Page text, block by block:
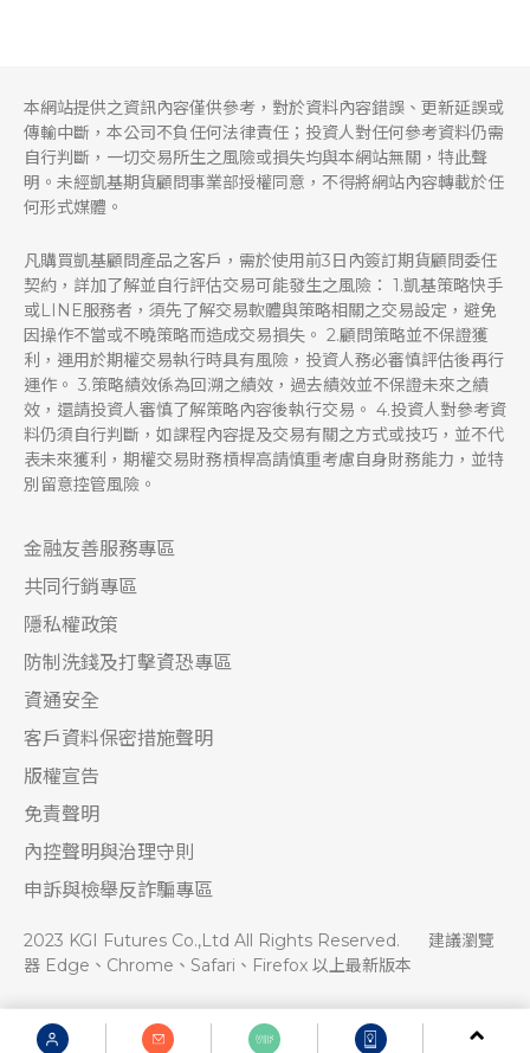
本網站提供之資訊內容僅供參考，對於資料內容錯誤、更新延誤或
傳輸中斷，本公司不負任何法律責任；投資人對任何參考資料仍需
自行判斷，一切交易所生之風險或損失均與本網站無關，特此聲
明。未經凱基期貨顧問事業部授權同意，不得將網站內容轉載於任
何形式媒體。
凡購買凱基顧問產品之客戶，需於使用前3日內簽訂期貨顧問委任
契約，詳加了解並自行評估交易可能發生之風險： 1.凱基策略快手
或LINE服務者，須先了解交易軟體與策略相關之交易設定，避免
因操作不當或不曉策略而造成交易損失。 2.顧問策略並不保證獲
利，運用於期權交易執行時具有風險，投資人務必審慎評估後再行
運作。 3.策略績效係為回溯之績效，過去績效並不保證未來之績
效，還請投資人審慎了解策略內容後執行交易。 4.投資人對參考資
料仍須自行判斷，如課程內容提及交易有關之方式或技巧，並不代
表未來獲利，期權交易財務槓桿高請慎重考慮自身財務能力，並特
別留意控管風險。
金融友善服務專區
共同行銷專區
隱私權政策
防制洗錢及打擊資恐專區
資通安全
客戶資料保密措施聲明
版權宣告
免責聲明
內控聲明與治理守則
申訴與檢舉反詐騙專區
2023 KGI Futures Co.,Ltd All Rights Reserved.
建議瀏覽
器 Edge、Chrome、Safari、Firefox 以上最新版本